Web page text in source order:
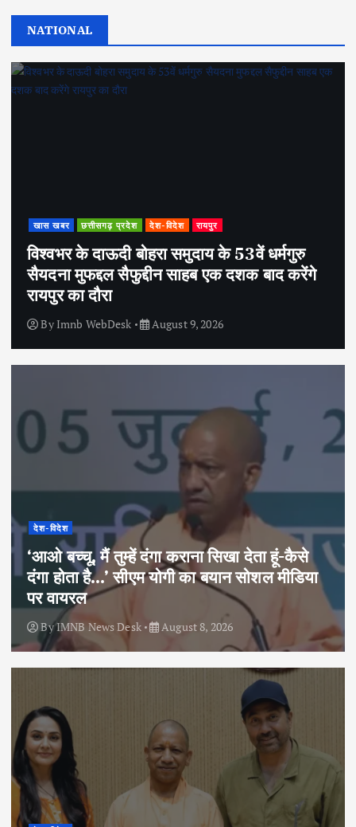
NATIONAL
खास खबर छत्तीसगढ़ प्रदेश देश-विदेश रायपुर
विश्वभर के दाऊदी बोहरा समुदाय के 53वें धर्मगुरु
सैयदना मुफद्दल सैफुद्दीन साहब एक दशक बाद करेंगे
रायपुर का दौरा
By Imnb WebDesk August 9, 2026
देश-विदेश
‘आओ बच्चू, मैं तुम्हें दंगा कराना सिखा देता हूं-कैसे
दंगा होता है…’ सीएम योगी का बयान सोशल मीडिया
पर वायरल
ByIMNB News Desk August 8, 2026